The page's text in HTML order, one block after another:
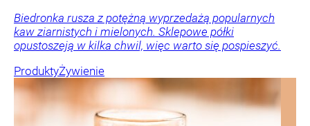
Biedronka rusza z potężną wyprzedażą popularnych
kaw ziarnistych i mielonych. Sklepowe półki
opustoszeją w kilka chwil, więc warto się pospieszyć.
ProduktyŻywienie